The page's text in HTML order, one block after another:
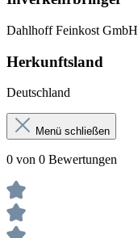
Dahlhoff Feinkost GmbH
Herkunftsland
Deutschland
Menü schließen
0 von 0 Bewertungen